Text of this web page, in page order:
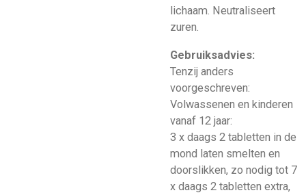
lichaam. Neutraliseert
zuren.
Gebruiksadvies:
Tenzij anders
voorgeschreven:
Volwassenen en kinderen
vanaf 12 jaar:
3 x daags 2 tabletten in de
mond laten smelten en
doorslikken, zo nodig tot 7
x daags 2 tabletten extra,